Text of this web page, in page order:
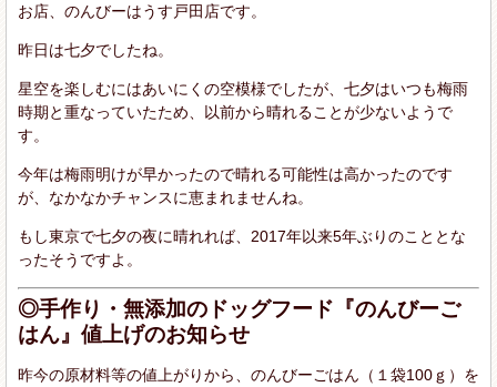
お店、のんびーはうす戸田店です。
昨日は七夕でしたね。
星空を楽しむにはあいにくの空模様でしたが、七夕はいつも梅雨
時期と重なっていたため、以前から晴れることが少ないようで
す。
今年は梅雨明けが早かったので晴れる可能性は高かったのです
が、なかなかチャンスに恵まれませんね。
もし東京で七夕の夜に晴れれば、2017年以来5年ぶりのこととな
ったそうですよ。
◎手作り・無添加のドッグフード『のんびーご
はん』値上げのお知らせ
昨今の原材料等の値上がりから、のんびーごはん（１袋100ｇ）を